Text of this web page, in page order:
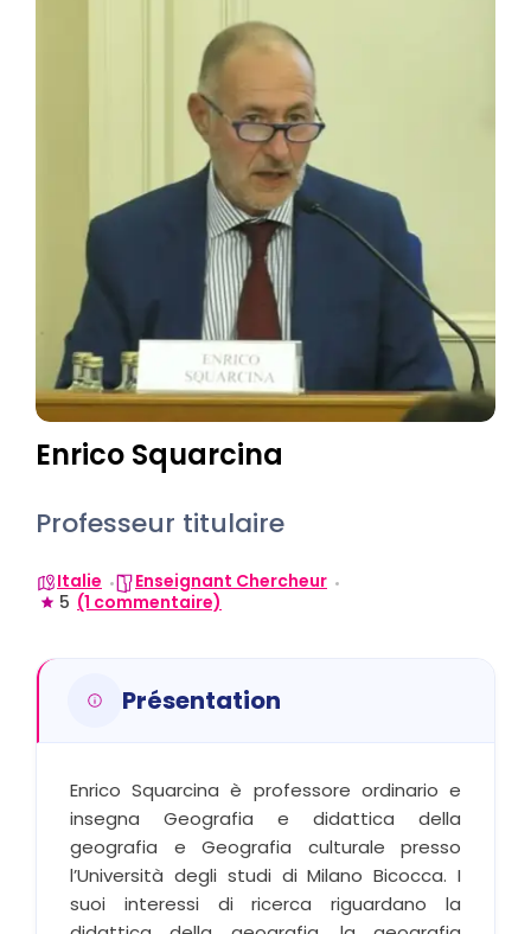
Enrico Squarcina
Professeur titulaire
Italie
Enseignant Chercheur
5 (1 commentaire)
Présentation
Enrico Squarcina è professore ordinario e
insegna Geografia e didattica della
geografia e Geografia culturale presso
l’Università degli studi di Milano Bicocca. I
suoi interessi di ricerca riguardano la